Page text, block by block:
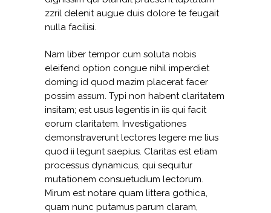
zzril delenit augue duis dolore te feugait
nulla facilisi.
Nam liber tempor cum soluta nobis
eleifend option congue nihil imperdiet
doming id quod mazim placerat facer
possim assum. Typi non habent claritatem
insitam; est usus legentis in iis qui facit
eorum claritatem. Investigationes
demonstraverunt lectores legere me lius
quod ii legunt saepius. Claritas est etiam
processus dynamicus, qui sequitur
mutationem consuetudium lectorum.
Mirum est notare quam littera gothica,
quam nunc putamus parum claram,